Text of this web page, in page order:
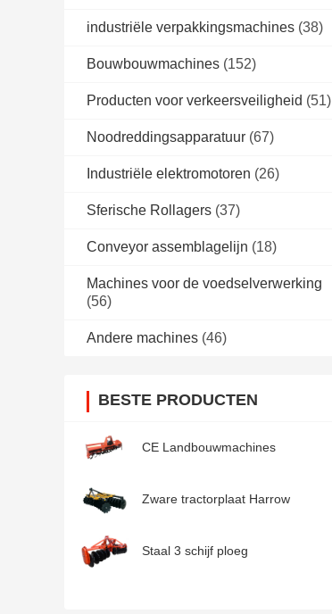
industriële verpakkingsmachines (38)
Bouwbouwmachines (152)
Producten voor verkeersveiligheid (51)
Noodreddingsapparatuur (67)
Industriële elektromotoren (26)
Sferische Rollagers (37)
Conveyor assemblagelijn (18)
Machines voor de voedselverwerking
(56)
Andere machines (46)
BESTE PRODUCTEN
CE Landbouwmachines
Zware tractorplaat Harrow
Staal 3 schijf ploeg